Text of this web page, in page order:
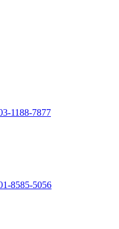
1188-7877
8585-5056